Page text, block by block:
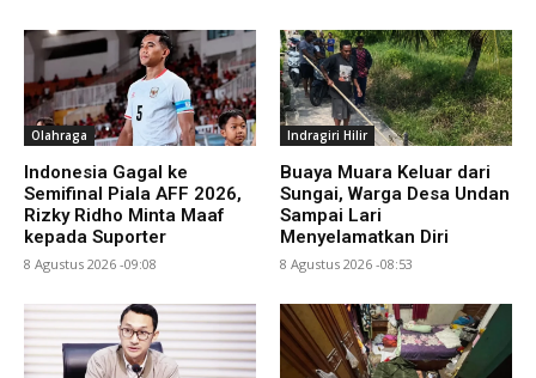
Olahraga
Indonesia Gagal ke
Semifinal Piala AFF 2026,
Rizky Ridho Minta Maaf
kepada Suporter
8 Agustus 2026 -09:08
Indragiri Hilir
Buaya Muara Keluar dari
Sungai, Warga Desa Undan
Sampai Lari
Menyelamatkan Diri
8 Agustus 2026 -08:53